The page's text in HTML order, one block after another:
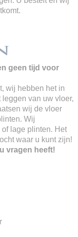
geen tijd voor
wij hebben het in
van uw vloer,
wij de vloer
Wij
lage plinten. Het
waar u kunt zijn!
vragen heeft!